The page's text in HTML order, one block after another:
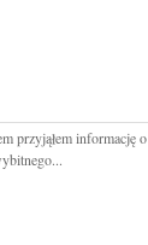
przyjąłem informację o